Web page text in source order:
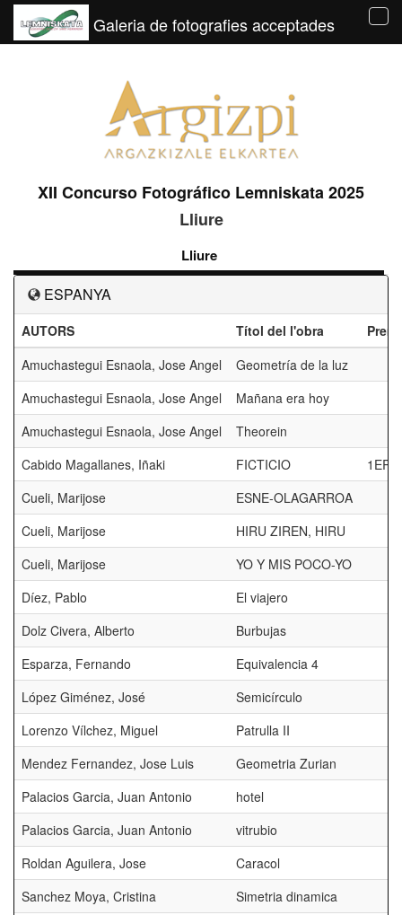
Galeria de fotografies acceptades
XII Concurso Fotográfico Lemniskata 2025
Lliure
Lliure
ESPANYA
AUTORS Títol del l'obra
Amuchastegui Esnaola, Jose Angel
Geometría de la luz
Amuchastegui Esnaola, Jose Angel
Mañana era hoy
Amuchastegui Esnaola, Jose Angel
Theorein
Cabido Magallanes, Iñaki
FICTICIO
1ER
Cueli, Marijose
ESNE-OLAGARROA
Cueli, Marijose
HIRU ZIREN, HIRU
Cueli, Marijose
YO Y MIS POCO-YO
Díez, Pablo
El viajero
Dolz Civera, Alberto
Burbujas
Esparza, Fernando
Equivalencia 4
López Giménez, José
Semicírculo
Lorenzo Vílchez, Miguel
Patrulla II
Mendez Fernandez, Jose Luis
Geometria Zurian
Palacios Garcia, Juan Antonio
hotel
Palacios Garcia, Juan Antonio
vitrubio
Roldan Aguilera, Jose
Caracol
Sanchez Moya, Cristina
Simetria dinamica